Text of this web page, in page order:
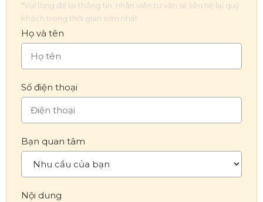
*Vui lòng để lại thông tin, nhân viên tư vấn sẽ liên hệ lại quý
khách trong thời gian sớm nhất
Họ và tên
Số điện thoại
Bạn quan tâm
Nội dung